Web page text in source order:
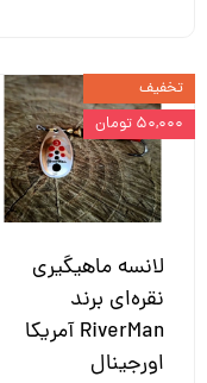
لانسه ماهیگیری
نقره‌ای برند
RiverMan آمریکا
اورجینال
تخفیف
۵۰,۰۰۰ تومان